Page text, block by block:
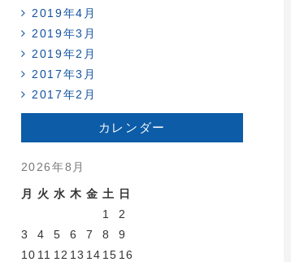
2019年4月
2019年3月
2019年2月
2017年3月
2017年2月
カレンダー
2026年8月
月 火 水 木 金 土
日
1
2
3
4 5 6 7 8
9
10 11 12 13 14 15 16